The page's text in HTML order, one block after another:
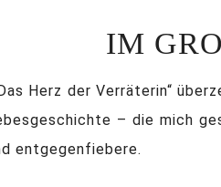
IM
Herz der Verräterin“
– die mich
entgegenfiebere.